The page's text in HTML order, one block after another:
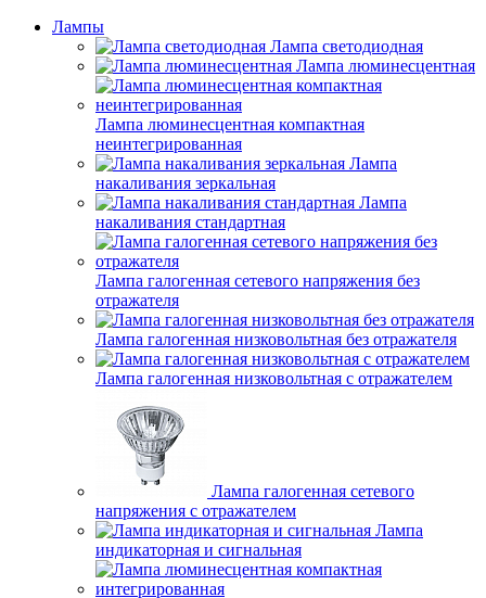
Лампы
Лампа светодиодная
Лампа люминесцентная
Лампа люминесцентная компактная
неинтегрированная
Лампа
накаливания зеркальная
Лампа
накаливания стандартная
Лампа галогенная сетевого напряжения без
отражателя
Лампа галогенная низковольтная без отражателя
Лампа галогенная низковольтная с отражателем
Лампа галогенная сетевого
напряжения с отражателем
Лампа
индикаторная и сигнальная